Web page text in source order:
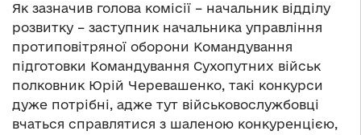
Як зазначив голова комісії – начальник відділу
розвитку – заступник начальника управління
протиповітряної оборони Командування
підготовки Командування Сухопутних військ
полковник Юрій Черевашенко, такі конкурси
дуже потрібні, адже тут військовослужбовці
вчаться справлятися з шаленою конкуренцією,